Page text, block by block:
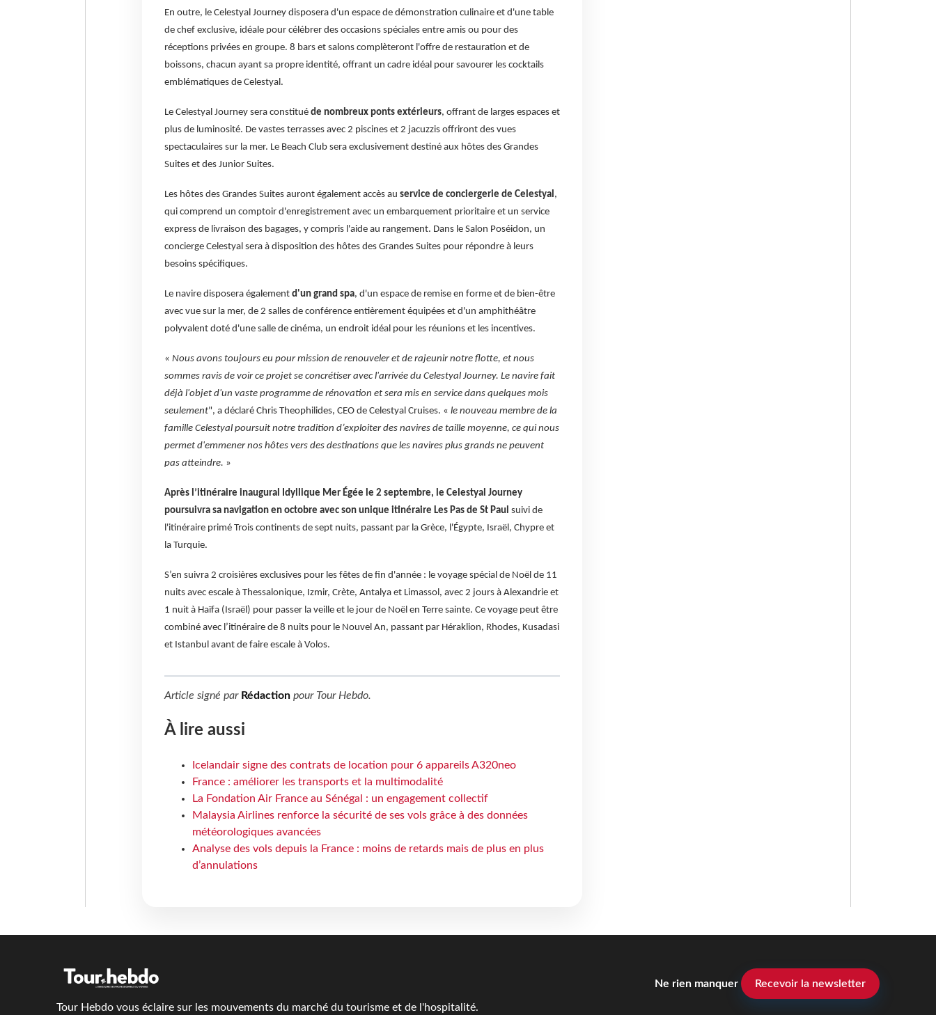
En outre, le Celestyal Journey disposera d'un espace de démonstration culinaire et d'une table
de chef exclusive, idéale pour célébrer des occasions spéciales entre amis ou pour des
réceptions privées en groupe. 8 bars et salons complèteront l'offre de restauration et de
boissons, chacun ayant sa propre identité, offrant un cadre idéal pour savourer les cocktails
emblématiques de Celestyal.
Le Celestyal Journey sera constitué de nombreux ponts extérieurs, offrant de larges espaces et
plus de luminosité. De vastes terrasses avec 2 piscines et 2 jacuzzis offriront des vues
spectaculaires sur la mer. Le Beach Club sera exclusivement destiné aux hôtes des Grandes
Suites et des Junior Suites.
Les hôtes des Grandes Suites auront également accès au service de conciergerie de Celestyal,
qui comprend un comptoir d'enregistrement avec un embarquement prioritaire et un service
express de livraison des bagages, y compris l'aide au rangement. Dans le Salon Poséidon, un
concierge Celestyal sera à disposition des hôtes des Grandes Suites pour répondre à leurs
besoins spécifiques.
Le navire disposera également d'un grand spa, d'un espace de remise en forme et de bien-être
avec vue sur la mer, de 2 salles de conférence entièrement équipées et d'un amphithéâtre
polyvalent doté d'une salle de cinéma, un endroit idéal pour les réunions et les incentives.
« Nous avons toujours eu pour mission de renouveler et de rajeunir notre flotte, et nous
sommes ravis de voir ce projet se concrétiser avec l'arrivée du Celestyal Journey. Le navire fait
déjà l'objet d'un vaste programme de rénovation et sera mis en service dans quelques mois
seulement", a déclaré Chris Theophilides, CEO de Celestyal Cruises. « le nouveau membre de la
famille Celestyal poursuit notre tradition d’exploiter des navires de taille moyenne, ce qui nous
permet d'emmener nos hôtes vers des destinations que les navires plus grands ne peuvent
pas atteindre. »
Après l’itinéraire inaugural Idyllique Mer Égée le 2 septembre, le Celestyal Journey
poursuivra sa navigation en octobre avec son unique itinéraire Les Pas de St Paul suivi de
l'itinéraire primé Trois continents de sept nuits, passant par la Grèce, l'Égypte, Israël, Chypre et
la Turquie.
S’en suivra 2 croisières exclusives pour les fêtes de fin d'année : le voyage spécial de Noël de 11
nuits avec escale à Thessalonique, Izmir, Crète, Antalya et Limassol, avec 2 jours à Alexandrie et
1 nuit à Haïfa (Israël) pour passer la veille et le jour de Noël en Terre sainte. Ce voyage peut être
combiné avec l’itinéraire de 8 nuits pour le Nouvel An, passant par Héraklion, Rhodes, Kusadasi
et Istanbul avant de faire escale à Volos.
Article signé par Rédactionpour Tour Hebdo.
À lire aussi
Icelandair signe des contrats de location pour 6 appareils A320neo
France : améliorer les transports et la multimodalité
La Fondation Air France au Sénégal : un engagement collectif
Malaysia Airlines renforce la sécurité de ses vols grâce à des données
météorologiques avancées
Analyse des vols depuis la France : moins de retards mais de plus en plus
d’annulations
Tour Hebdo vous éclaire sur les mouvements du marché du tourisme et de l'hospitalité.
Ne rien manquer Recevoir la newsletter